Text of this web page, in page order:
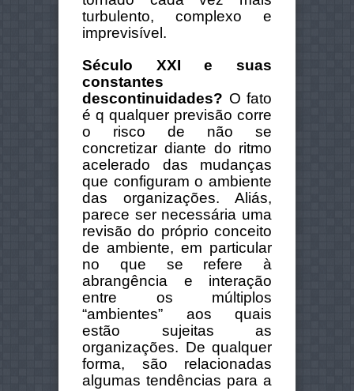
turbulento, complexo e
imprevisível.
Século XXI e suas
constantes
descontinuidades? O fato
é q qualquer previsão corre
o risco de não se
concretizar diante do ritmo
acelerado das mudanças
que configuram o ambiente
das organizações. Aliás,
parece ser necessária uma
revisão do próprio conceito
de ambiente, em particular
no que se refere à
abrangência e interação
entre os múltiplos
“ambientes” aos quais
estão sujeitas as
organizações. De qualquer
forma, são relacionadas
algumas tendências para a